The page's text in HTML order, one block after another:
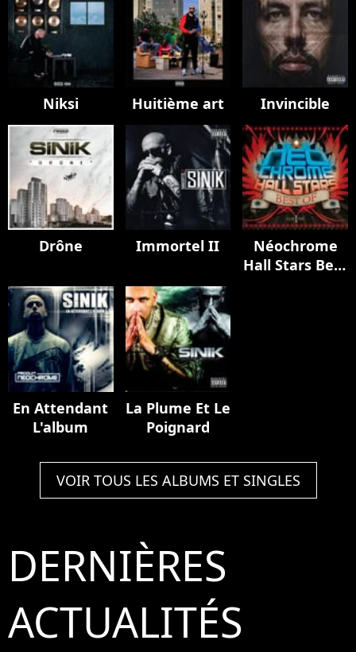
Niksi Huitième art Invincible
Drône Immortel II
Néochrome
Hall Stars Best
En Attendant
L'album
La Plume Et Le
Poignard
VOIR TOUS LES ALBUMS ET SINGLES
DERNIÈRES
ACTUALITÉS